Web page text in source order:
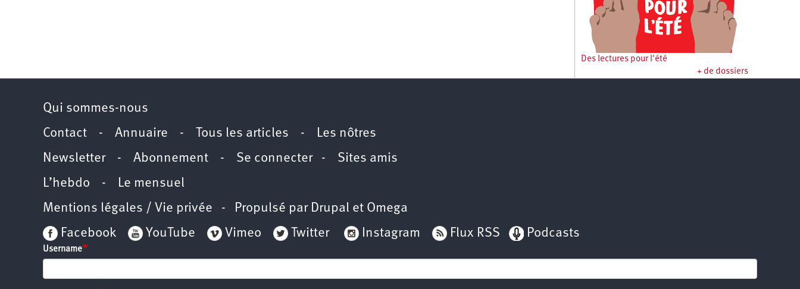
Des lectures pour l'été
+ de dossiers
Qui sommes-nous
Contact - Annuaire - Tous les articles - Les nôtres
Newsletter- Abonnement - Se connecter- Sites amis
L’hebdo - Le mensuel
Mentions légales / Vie privée - Propulsé par Drupal et Omega
Facebook
YouTube Vimeo Twitter Instagram Flux RSS Podcasts
Username